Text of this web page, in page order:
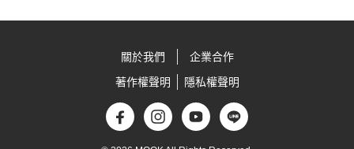
關於我們
企業合作
著作權聲明
隱私權聲明